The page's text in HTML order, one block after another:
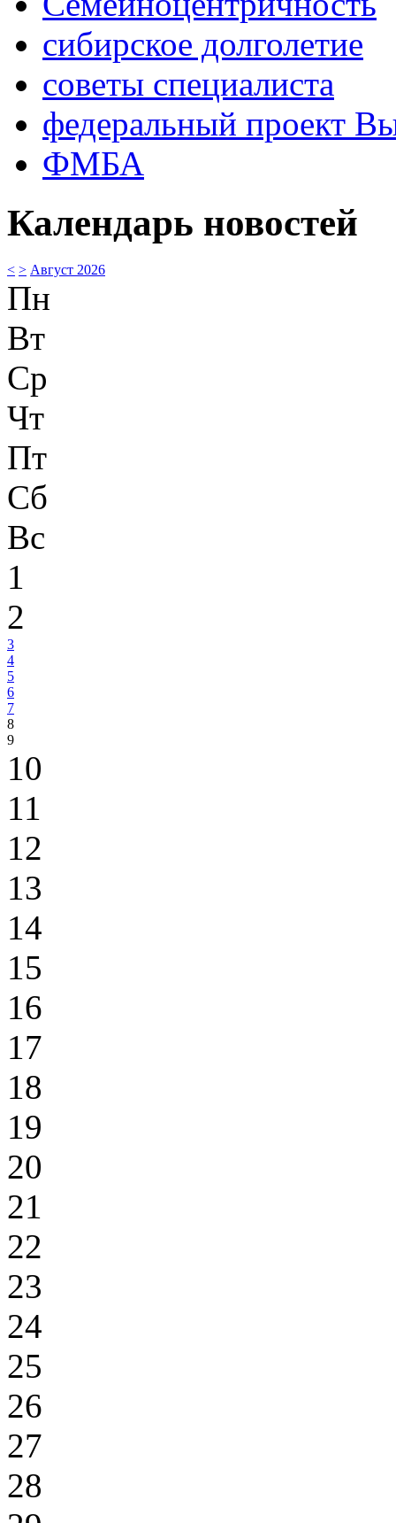
сибирское долголетие
советы специалиста
федеральный проект
ФМБА
Календарь новостей
< > Август 2026
Пн
Вт
Ср
Чт
Пт
Сб
Вс
1
2
3
4
5
6
7
8
9
10
11
12
13
14
15
16
17
18
19
20
21
22
23
24
25
26
27
28